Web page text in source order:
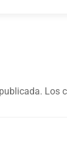
Los